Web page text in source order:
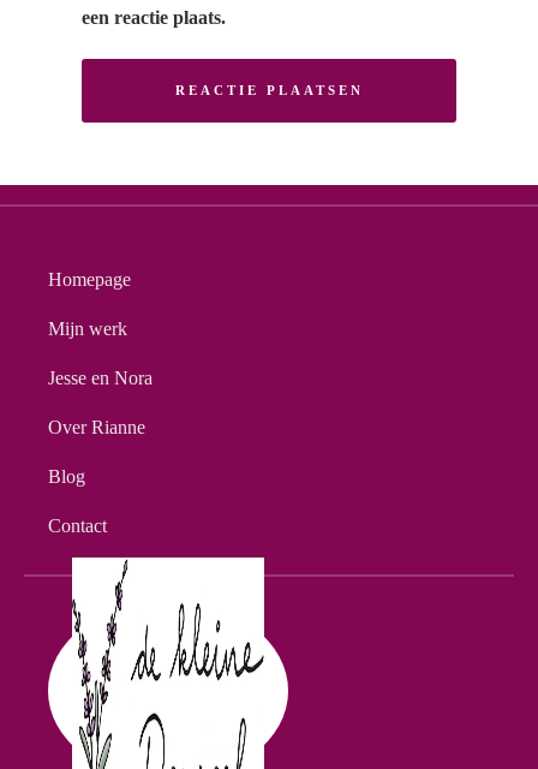
een reactie plaats.
Homepage
Mijn werk
Jesse en Nora
Over Rianne
Blog
Contact